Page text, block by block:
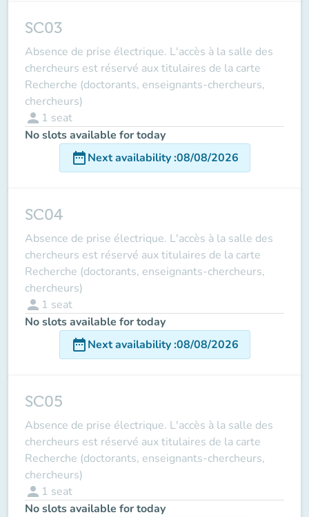
SC03
Absence de prise électrique. L'accès à la salle des
chercheurs est réservé aux titulaires de la carte
Recherche (doctorants, enseignants-chercheurs,
chercheurs)
person 1 seat
No slots available for today
date_rangeNext availability:08/08/2026
SC04
Absence de prise électrique. L'accès à la salle des
chercheurs est réservé aux titulaires de la carte
Recherche (doctorants, enseignants-chercheurs,
chercheurs)
person 1 seat
No slots available for today
date_rangeNext availability:08/08/2026
SC05
Absence de prise électrique. L'accès à la salle des
chercheurs est réservé aux titulaires de la carte
Recherche (doctorants, enseignants-chercheurs,
chercheurs)
person 1 seat
No slots available for today